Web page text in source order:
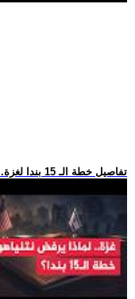
.. تفاصيل خطة الـ 15 بندا لغزة.. لماذا يرفضها نتنياهو ويصطدم مع